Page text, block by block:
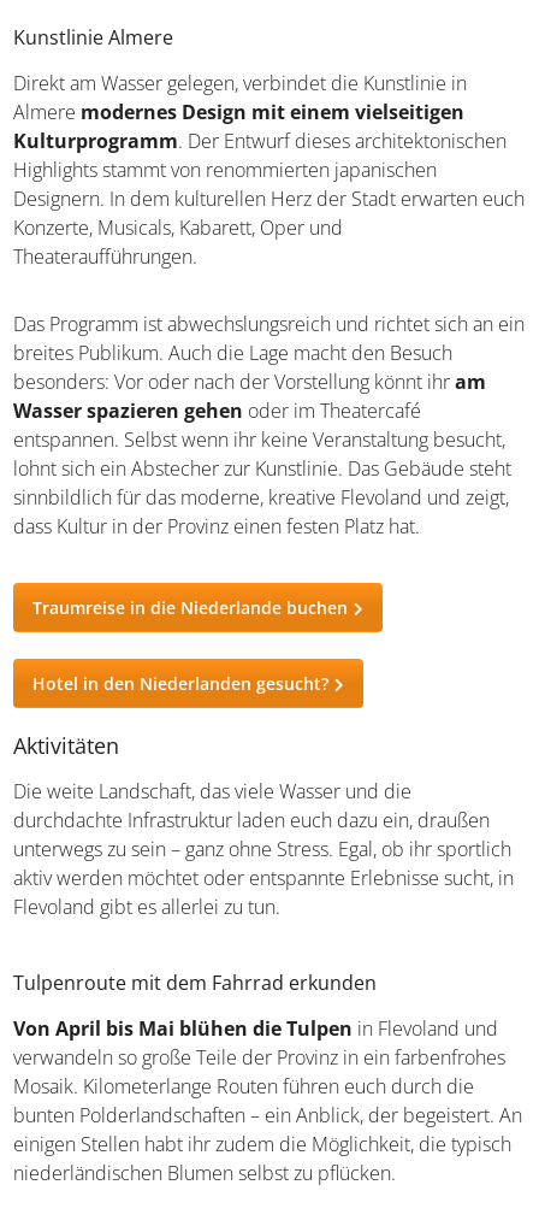
Kunstlinie Almere
Direkt am Wasser gelegen, verbindet die Kunstlinie in
Almere modernes Design mit einem vielseitigen
Kulturprogramm. Der Entwurf dieses architektonischen
Highlights stammt von renommierten japanischen
Designern. In dem kulturellen Herz der Stadt erwarten euch
Konzerte, Musicals, Kabarett, Oper und
Theateraufführungen.
Das Programm ist abwechslungsreich und richtet sich an ein
breites Publikum. Auch die Lage macht den Besuch
besonders: Vor oder nach der Vorstellung könnt ihram
Wasser spazieren gehen oder im Theatercafé
entspannen. Selbst wenn ihr keine Veranstaltung besucht,
lohnt sich ein Abstecher zur Kunstlinie. Das Gebäude steht
sinnbildlich für das moderne, kreative Flevoland und zeigt,
dass Kultur in der Provinz einen festen Platz hat.
Traumreise in die Niederlande buchen
Hotel in den Niederlanden gesucht?
Aktivitäten
Die weite Landschaft, das viele Wasser und die
durchdachte Infrastruktur laden euch dazu ein, draußen
unterwegs zu sein – ganz ohne Stress. Egal, ob ihr sportlich
aktiv werden möchtet oder entspannte Erlebnisse sucht, in
Flevoland gibt es allerlei zu tun.
Tulpenroute mit dem Fahrrad erkunden
Von April bis Mai blühen die Tulpen in Flevoland und
verwandeln so große Teile der Provinz in ein farbenfrohes
Mosaik. Kilometerlange Routen führen euch durch die
bunten Polderlandschaften – ein Anblick, der begeistert. An
einigen Stellen habt ihr zudem die Möglichkeit, die typisch
niederländischen Blumen selbst zu pflücken.